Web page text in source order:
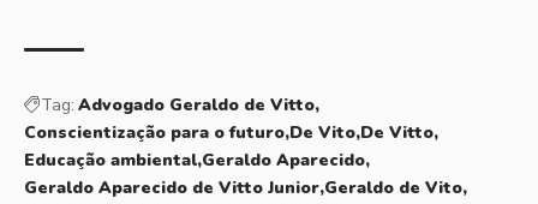
Tag: Advogado Geraldo de Vitto
Conscientização para o futuro De Vito De Vitto
Educação ambiental Geraldo Aparecido
Geraldo Aparecido de Vitto Junior Geraldo de Vito